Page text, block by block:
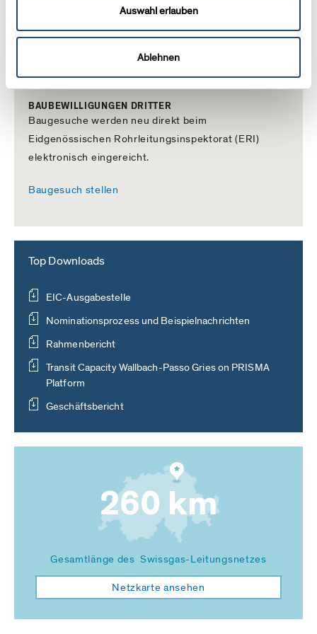
Auswahl erlauben
Ablehnen
erhaltene Personendaten nur für den angegebenen
Zweck zu verwenden. Ausserden verweisen wir auf
Datenschutzerklärungfür die Website Swissgas.
BAUBEWILLIGUNGEN DRITTER
Baugesuche werden neu direkt beim
Eidgenössischen Rohrleitungsinspektorat (ERI)
elektronisch eingereicht.
Baugesuch stellen
Top Downloads
EIC-Ausgabestelle
Nominationsprozess und Beispielnachrichten
Rahmenbericht
Transit Capacity Wallbach-Passo Gries on PRISMA
Platform
Geschäftsbericht
260 km
Gesamtlänge des Swissgas-Leitungsnetzes
Netzkarte ansehen